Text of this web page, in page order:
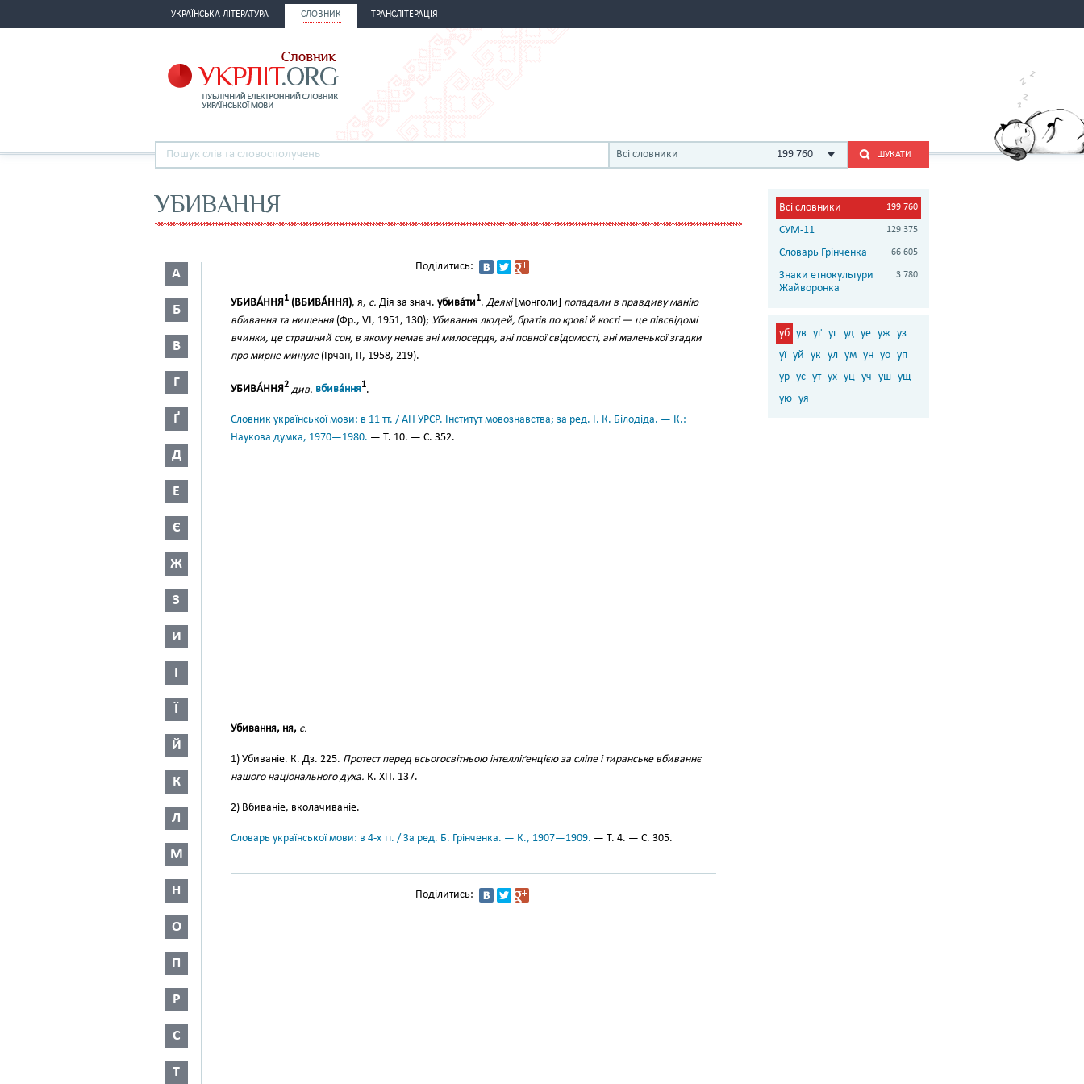
УКРАЇНСЬКА ЛІТЕРАТУРА СЛОВНИК ТРАНСЛІТЕРАЦІЯ
Всі словники 199 760 ШУКАТИ
УБИВАННЯ
А
Б
В
Г
Ґ
Д
Е
Є
Ж
З
И
І
Ї
Й
К
Л
М
Н
О
П
Р
С
Т
Поділитись:
УБИВА́ННЯ1 (ВБИВА́ННЯ), я, с. Дія за знач. убива́ти1. Деякі[монголи] попадали в правдиву манію
вбивання та нищення (Фр., VI, 1951, 130); Убивання людей, братів по крові й кості — це півсвідомі
вчинки, це страшний сон, в якому немає ані милосердя, ані повної свідомості, ані маленької згадки
про мирне минуле(Ірчан, II, 1958, 219).
УБИВА́ННЯ2 див. вбива́ння1.
Словник української мови: в 11 тт. / АН УРСР. Інститут мовознавства; за ред. І. К. Білодіда. — К.:
Наукова думка, 1970—1980. — Т. 10. — С. 352.
Убивання, ня, с.
1) Убиваніе. К. Дз. 225. Протест перед всьогосвітньою інтелліґенцією за сліпе і тиранське вбиваннє
нашого національного духа. К. ХП. 137.
2) Вбиваніе, вколачиваніе.
Словарь української мови: в 4-х тт. / За ред. Б. Грінченка. — К., 1907—1909. — Т. 4. — С. 305.
Поділитись:
Всі словники 199 760
СУМ-11 129 375
Словарь Грінченка 66 605
Знаки етнокультури
Жайворонка
3 780
уб ув уґ уг уд уе уж уз
уї уй ук ул ум ун уо уп
ур ус ут ух уц уч уш ущ
ую уя